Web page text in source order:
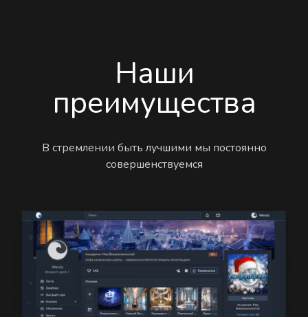
Наши
преимущества
В стремлении быть лучшими мы постоянно
совершенствуемся